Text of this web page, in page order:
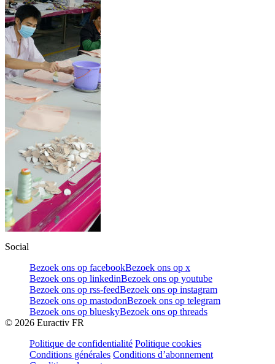
Social
Bezoek ons op facebookBezoek ons op x
Bezoek ons op linkedinBezoek ons op youtube
Bezoek ons op rss-feedBezoek ons op instagram
Bezoek ons op mastodonBezoek ons op telegram
Bezoek ons op blueskyBezoek ons op threads
© 2026 Euractiv FR
Politique de confidentialité Politique cookies
Conditions générales Conditions d’abonnement